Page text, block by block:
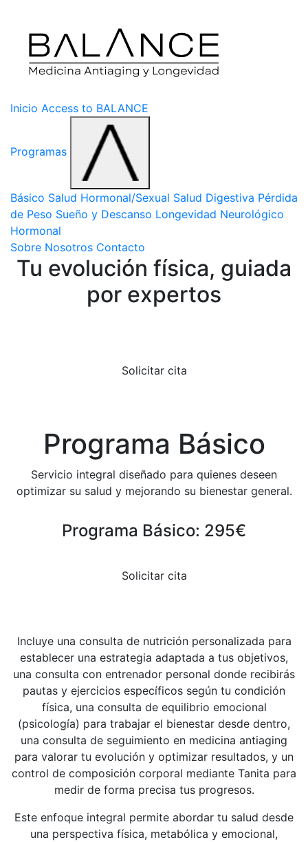
Inicio Access to BALANCE
Programas
Básico Salud Hormonal/Sexual Salud Digestiva Pérdida
de Peso Sueño y Descanso Longevidad Neurológico
Hormonal
Sobre Nosotros Contacto
Tu evolución física, guiada
por expertos
Solicitar cita
Programa Básico
Servicio integral diseñado para quienes deseen
optimizar su salud y mejorando su bienestar general.
Programa Básico: 295€
Solicitar cita
Incluye una consulta de nutrición personalizada para
establecer una estrategia adaptada a tus objetivos,
una consulta con entrenador personal donde recibirás
pautas y ejercicios específicos según tu condición
física, una consulta de equilibrio emocional
(psicología) para trabajar el bienestar desde dentro,
una consulta de seguimiento en medicina antiaging
para valorar tu evolución y optimizar resultados, y un
control de composición corporal mediante Tanita para
medir de forma precisa tus progresos.
Este enfoque integral permite abordar tu salud desde
una perspectiva física, metabólica y emocional,